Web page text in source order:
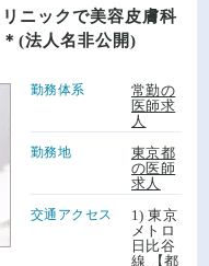
ニックで美容皮膚科
(法人名非公開)
勤務体系
常勤の
医師求
人
勤務地
東京都
の医師
求人
交通アクセス
1) 東京
メトロ
日比谷
線 【都